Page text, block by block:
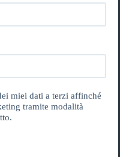
miei dati a terzi affinché
tramite modalità